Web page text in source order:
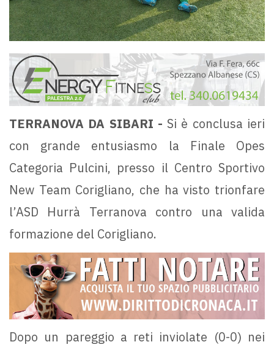
TERRANOVA DA SIBARI - Si è conclusa ieri
con grande entusiasmo la Finale Opes
Categoria Pulcini, presso il Centro Sportivo
New Team Corigliano, che ha visto trionfare
l’ASD Hurrà Terranova contro una valida
formazione del Corigliano.
Dopo un pareggio a reti inviolate (0-0) nei